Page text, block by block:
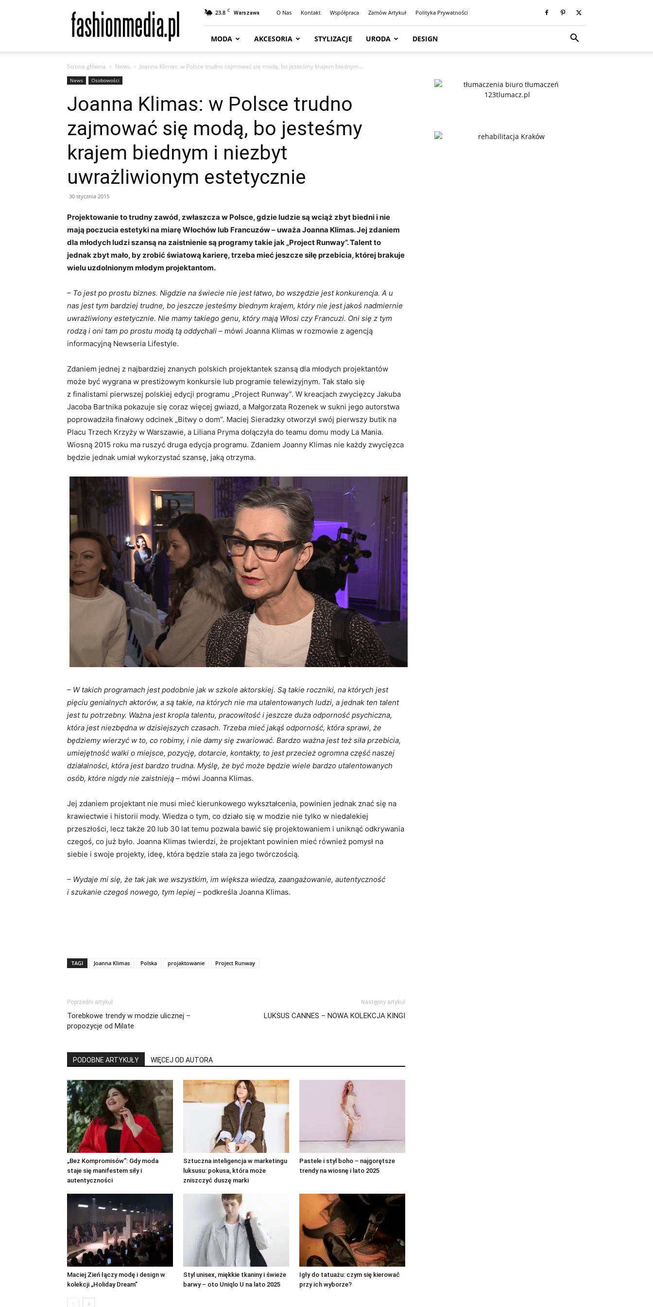
Moda
Styl
|
Design
23.8 C Warszawa O Nas Kontakt Współpraca Zamów Artykuł Polityka Prywatności
MODA AKCESORIA STYLIZACJE URODA DESIGN
Strona główna News Joanna Klimas: w Polsce trudno zajmować się modą, bo jesteśmy krajem biednym...
News Osobowości
Joanna Klimas: w Polsce trudno
zajmować się modą, bo jesteśmy
krajem biednym i niezbyt
uwrażliwionym estetycznie
30 stycznia 2015
Projektowanie to trudny zawód, zwłaszcza w Polsce, gdzie ludzie są wciąż zbyt biedni i nie
mają poczucia estetyki na miarę Włochów lub Francuzów – uważa Joanna Klimas. Jej zdaniem
dla młodych ludzi szansą na zaistnienie są programy takie jak „Project Runway”. Talent to
jednak zbyt mało, by zrobić światową karierę, trzeba mieć jeszcze siłę przebicia, której brakuje
wielu uzdolnionym młodym projektantom.
– To jest po prostu biznes. Nigdzie na świecie nie jest łatwo, bo wszędzie jest konkurencja. A u
nas jest tym bardziej trudne, bo jeszcze jesteśmy biednym krajem, który nie jest jakoś nadmiernie
uwrażliwiony estetycznie. Nie mamy takiego genu, który mają Włosi czy Francuzi. Oni się z tym
rodzą i oni tam po prostu modą tą oddychali – mówi Joanna Klimas w rozmowie z agencją
informacyjną Newseria Lifestyle.
Zdaniem jednej z najbardziej znanych polskich projektantek szansą dla młodych projektantów
może być wygrana w prestiżowym konkursie lub programie telewizyjnym. Tak stało się
z finalistami pierwszej polskiej edycji programu „Project Runway”. W kreacjach zwycięzcy Jakuba
Jacoba Bartnika pokazuje się coraz więcej gwiazd, a Małgorzata Rozenek w sukni jego autorstwa
poprowadziła finałowy odcinek „Bitwy o dom”. Maciej Sieradzky otworzył swój pierwszy butik na
Placu Trzech Krzyży w Warszawie, a Liliana Pryma dołączyła do teamu domu mody La Mania.
Wiosną 2015 roku ma ruszyć druga edycja programu. Zdaniem Joanny Klimas nie każdy zwycięzca
będzie jednak umiał wykorzystać szansę, jaką otrzyma.
– W takich programach jest podobnie jak w szkole aktorskiej. Są takie roczniki, na których jest
pięciu genialnych aktorów, a są takie, na których nie ma utalentowanych ludzi, a jednak ten talent
jest tu potrzebny. Ważna jest kropla talentu, pracowitość i jeszcze duża odporność psychiczna,
która jest niezbędna w dzisiejszych czasach. Trzeba mieć jakąś odporność, która sprawi, że
będziemy wierzyć w to, co robimy, i nie damy się zwariować. Bardzo ważna jest też siła przebicia,
umiejętność walki o miejsce, pozycję, dotarcie, kontakty, to jest przecież ogromna część naszej
działalności, która jest bardzo trudna. Myślę, że być może będzie wiele bardzo utalentowanych
osób, które nigdy nie zaistnieją – mówi Joanna Klimas.
Jej zdaniem projektant nie musi mieć kierunkowego wykształcenia, powinien jednak znać się na
krawiectwie i historii mody. Wiedza o tym, co działo się w modzie nie tylko w niedalekiej
przeszłości, lecz także 20 lub 30 lat temu pozwala bawić się projektowaniem i uniknąć odkrywania
czegoś, co już było. Joanna Klimas twierdzi, że projektant powinien mieć również pomysł na
siebie i swoje projekty, ideę, która będzie stała za jego twórczością.
– Wydaje mi się, że tak jak we wszystkim, im większa wiedza, zaangażowanie, autentyczność
i szukanie czegoś nowego, tym lepiej – podkreśla Joanna Klimas.
TAGI Joanna Klimas Polska projaktowanie Project Runway
Poprzedni artykuł
Torebkowe trendy w modzie ulicznej –
propozycje od Milate
Następny artykuł
LUKSUS CANNES – NOWA KOLEKCJA KINGI
PODOBNE ARTYKUŁY WIĘCEJ OD AUTORA
„Bez Kompromisów”: Gdy moda
staje się manifestem siły i
autentyczności
Sztuczna inteligencja w marketingu
luksusu: pokusa, która może
zniszczyć duszę marki
Pastele i styl boho – najgorętsze
trendy na wiosnę i lato 2025
Maciej Zień łączy modę i design w
kolekcji „Holiday Dream”
Styl unisex, miękkie tkaniny i świeże
barwy – oto Uniqlo U na lato 2025
Igły do tatuażu: czym się kierować
przy ich wyborze?